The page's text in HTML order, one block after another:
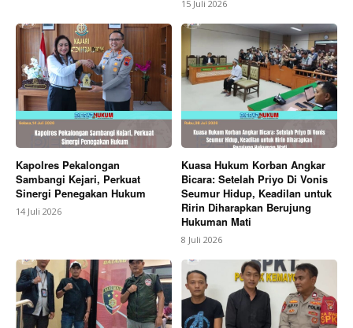
15 Juli 2026
Kapolres Pekalongan
Sambangi Kejari, Perkuat
Sinergi Penegakan Hukum
14 Juli 2026
Kuasa Hukum Korban Angkar
Bicara: Setelah Priyo Di Vonis
Seumur Hidup, Keadilan untuk
Ririn Diharapkan Berujung
Hukuman Mati
8 Juli 2026